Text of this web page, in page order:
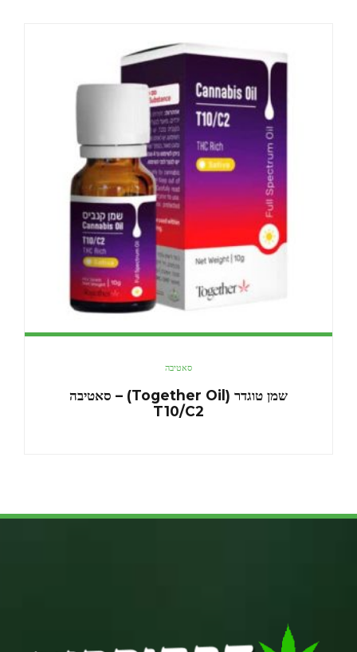
סאטיבה
שמן טוגדר (Together Oil) – סאטיבה
T10/C2